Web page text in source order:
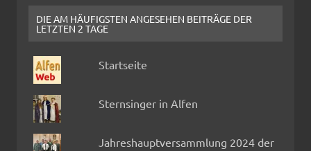
DIE AM HÄUFIGSTEN ANGESEHEN BEITRÄGE DER
LETZTEN 2 TAGE
Startseite
Sternsinger in Alfen
Jahreshauptversammlung 2024 der